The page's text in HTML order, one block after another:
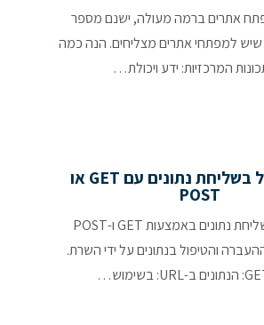
אתרים ברמה מעולה, ישנם מספר
שיש למפתחי אתרים מצליחים. הנה כמה
המרכזיות: ידע ויכולת…
מה ההבדל בשליחת נתונים עם GET או
POST
ההבדל בין שליחת נתונים באמצעות GET ו-POST
והטיפול בנתונים על ידי השרת.